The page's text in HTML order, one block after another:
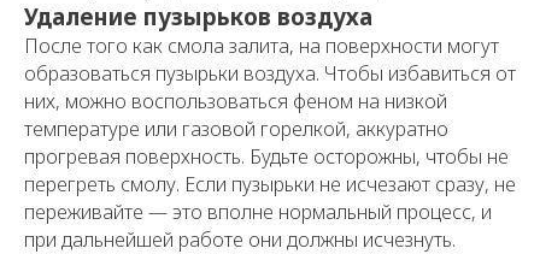
Удаление пузырьков воздуха
После того как смола залита, на поверхности могут
образоваться пузырьки воздуха. Чтобы избавиться от
них, можно воспользоваться феном на низкой
температуре или газовой горелкой, аккуратно
прогревая поверхность. Будьте осторожны, чтобы не
перегреть смолу. Если пузырьки не исчезают сразу, не
переживайте — это вполне нормальный процесс, и
при дальнейшей работе они должны исчезнуть.